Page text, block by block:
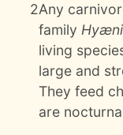
2Any
family
living
large and
They feed
are